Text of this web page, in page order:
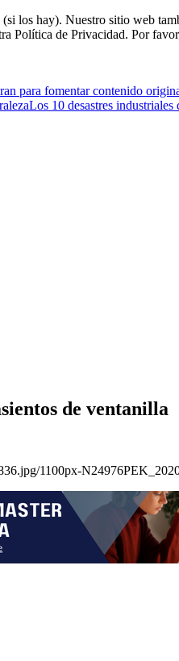
los hay). Nuestro sitio web
Política de Privacidad. Por
para fomentar contenido
Los 10 desastres
de ventanilla